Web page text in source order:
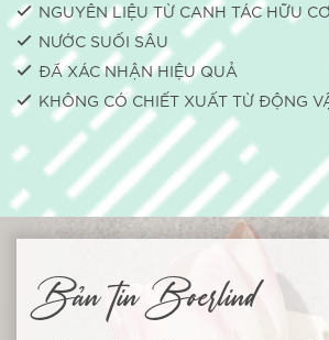
84% muốn giới thiệu sản phẩm
NGUYÊN LIỆU TỪ CANH TÁC HỮU
NƯỚC SUỐI SÂU
ĐÃ XÁC NHẬN HIỆU QUẢ
KHÔNG CÓ CHIẾT XUẤT TỪ ​​ĐỘNG
Bản tin Boerlind